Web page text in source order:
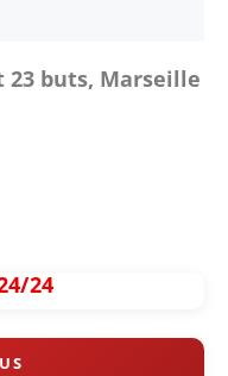
23 buts, Marseille
24